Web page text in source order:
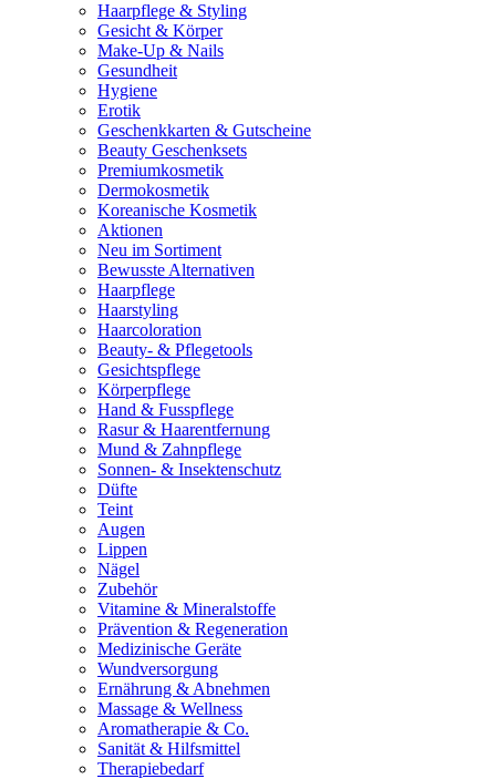
Haarpflege & Styling
Gesicht & Körper
Make-Up & Nails
Gesundheit
Hygiene
Erotik
Geschenkkarten & Gutscheine
Beauty Geschenksets
Premiumkosmetik
Dermokosmetik
Koreanische Kosmetik
Aktionen
Neu im Sortiment
Bewusste Alternativen
Haarpflege
Haarstyling
Haarcoloration
Beauty- & Pflegetools
Gesichtspflege
Körperpflege
Hand & Fusspflege
Rasur & Haarentfernung
Mund & Zahnpflege
Sonnen- & Insektenschutz
Düfte
Teint
Augen
Lippen
Nägel
Zubehör
Vitamine & Mineralstoffe
Prävention & Regeneration
Medizinische Geräte
Wundversorgung
Ernährung & Abnehmen
Massage & Wellness
Aromatherapie & Co.
Sanität & Hilfsmittel
Therapiebedarf